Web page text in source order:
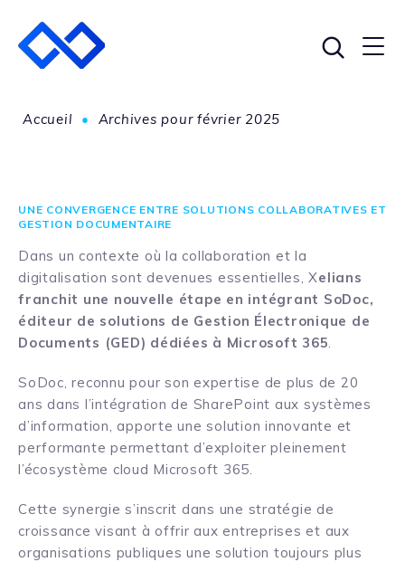
Accueil • Archives pour février 2025
UNE CONVERGENCE ENTRE SOLUTIONS COLLABORATIVES ET
GESTION DOCUMENTAIRE
Dans un contexte où la collaboration et la
digitalisation sont devenues essentielles, Xelians
franchit une nouvelle étape en intégrant SoDoc,
éditeur de solutions de Gestion Électronique de
Documents (GED) dédiées à Microsoft 365.
SoDoc, reconnu pour son expertise de plus de 20
ans dans l’intégration de SharePoint aux systèmes
d’information, apporte une solution innovante et
performante permettant d’exploiter pleinement
l’écosystème cloud Microsoft 365.
Cette synergie s’inscrit dans une stratégie de
croissance visant à offrir aux entreprises et aux
organisations publiques une solution toujours plus